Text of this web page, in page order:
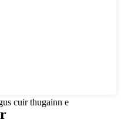
cuir thugainn e